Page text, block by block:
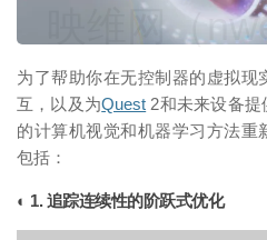
为了帮助你在无控制器的虚拟现
互，以及为Quest 2和未来设备
的计算机视觉和机器学习方法重
包括：
◐ 1. 追踪连续性的阶跃式优化
映维网（